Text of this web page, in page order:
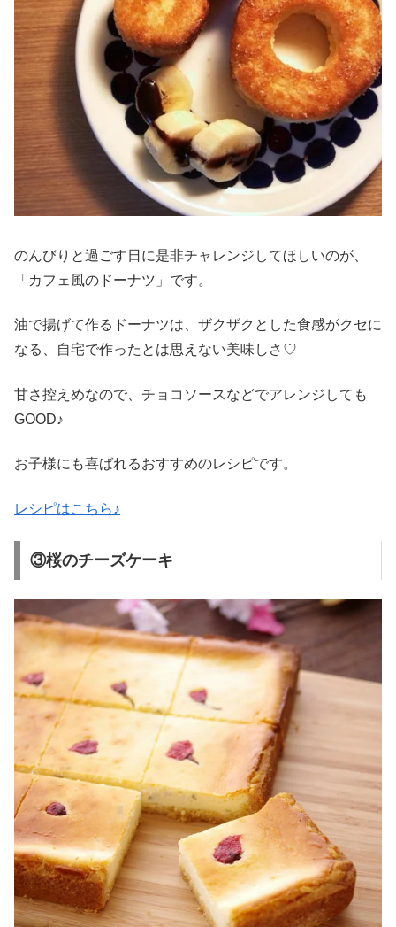
のんびりと過ごす日に是非チャレンジしてほしいのが、
「カフェ風のドーナツ」です。
油で揚げて作るドーナツは、ザクザクとした食感がクセに
なる、自宅で作ったとは思えない美味しさ♡
甘さ控えめなので、チョコソースなどでアレンジしても
GOOD♪
お子様にも喜ばれるおすすめのレシピです。
レシピはこちら♪
③桜のチーズケーキ